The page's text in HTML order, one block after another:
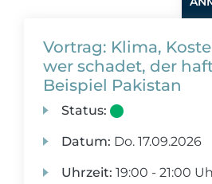
Vortrag: Klima,
wer schadet, der
Beispiel Pakistan
Status:
Datum: Do. 17.09.2026
Uhrzeit: 19:00 - 21:00